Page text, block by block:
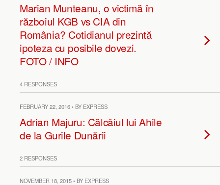
Marian Munteanu, o victimă în
războiul KGB vs CIA din
România? Cotidianul prezintă
ipoteza cu posibile dovezi.
FOTO / INFO
4 RESPONSES
FEBRUARY 22, 2016 • BY EXPRESS
Adrian Majuru: Călcâiul lui Ahile
de la Gurile Dunării
2 RESPONSES
NOVEMBER 18, 2015 • BY EXPRESS